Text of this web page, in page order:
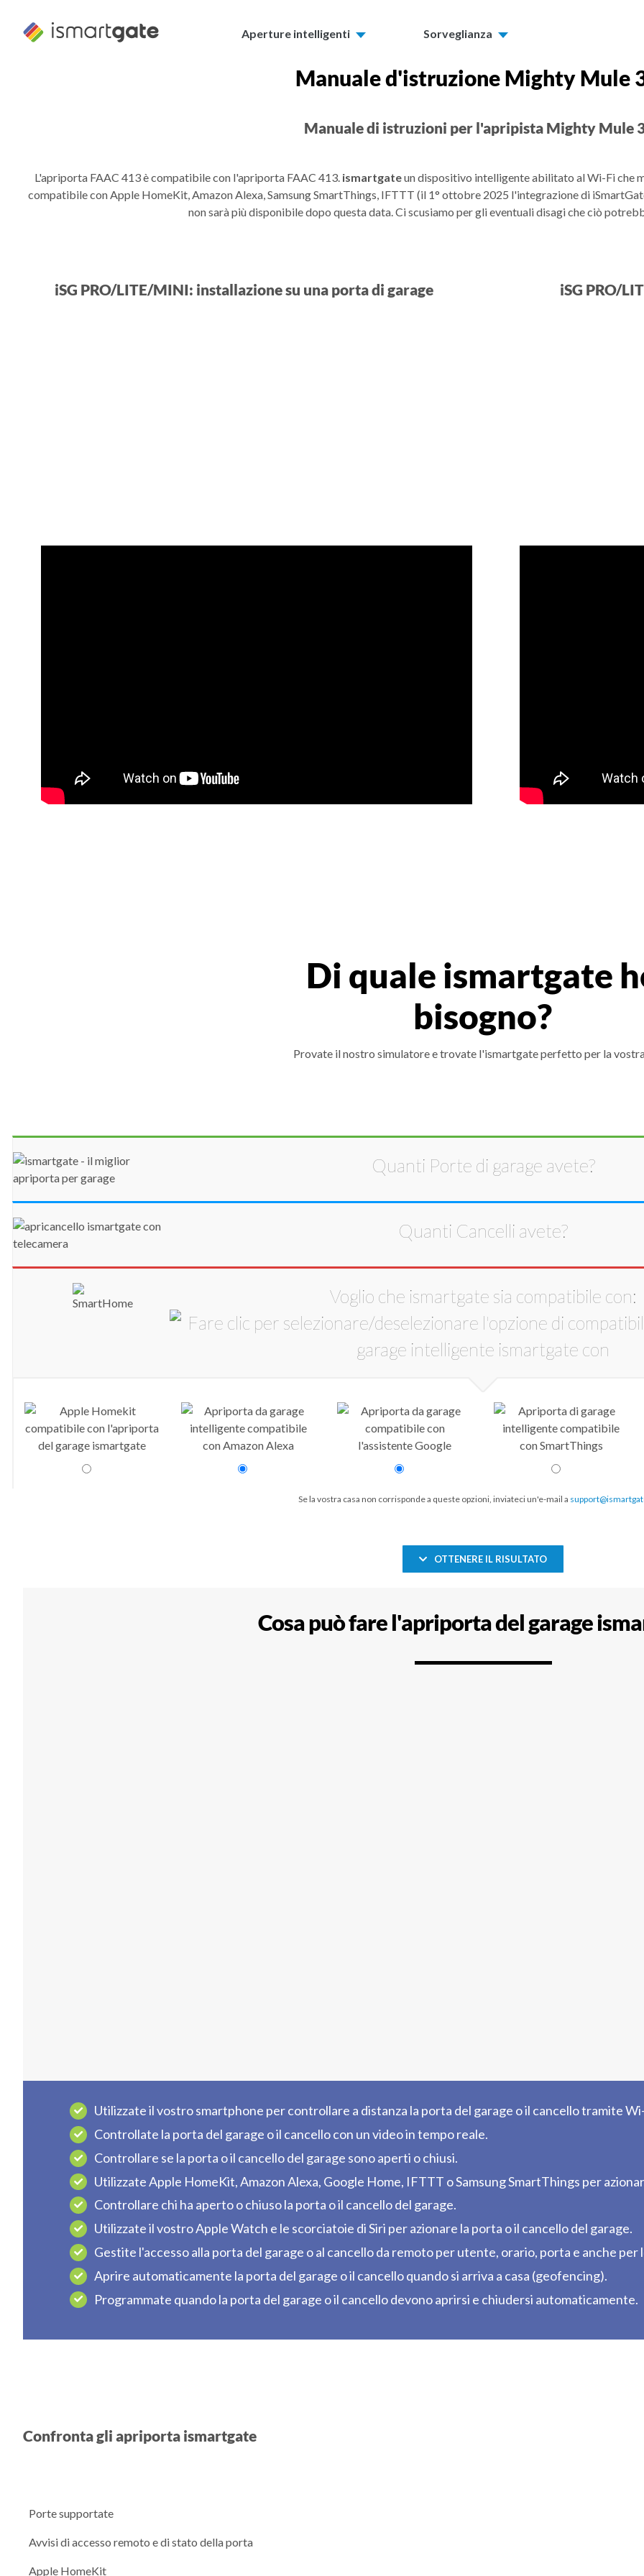
contenuto
Aperture intelligenti Sorveglianza
Manuale d'istruzione Mighty Mule
Manuale di istruzioni per l'apripista Mighty Mule
L'apriporta FAAC 413 è compatibile con l'apriporta FAAC 413. ismartgateun dispositivo intelligente abilitato al Wi-Fi che
compatibile con Apple HomeKit, Amazon Alexa, Samsung SmartThings, IFTTT (il 1° ottobre 2025 l'integrazione di
non sarà più disponibile dopo questa data. Ci scusiamo per gli eventuali disagi che ciò
iSG PRO/LITE/MINI: installazione su una porta di garage iSG PRO/
Di quale ismartgate
bisogno?
Provate il nostro simulatore e trovate l'ismartgate perfetto per la
Quanti Porte di garage avete?
Quanti Cancelli avete?
Voglio che ismartgate sia compatibile con:
Se la vostra casa non corrisponde a queste opzioni, inviateci un'e-mail a
OTTENERE IL RISULTATO
Cosa può fare l'apriporta del garage
Utilizzate il vostro smartphone per controllare a distanza la porta del garage o il cancello tramite
Controllate la porta del garage o il cancello con un video in tempo reale.
Controllare se la porta o il cancello del garage sono aperti o chiusi.
Utilizzate Apple HomeKit, Amazon Alexa, Google Home, IFTTT o Samsung SmartThings per
Controllare chi ha aperto o chiuso la porta o il cancello del garage.
Utilizzate il vostro Apple Watch e le scorciatoie di Siri per azionare la porta o il cancello del garage.
Gestite l'accesso alla porta del garage o al cancello da remoto per utente, orario, porta e anche per
Aprire automaticamente la porta del garage o il cancello quando si arriva a casa (geofencing).
Programmate quando la porta del garage o il cancello devono aprirsi e chiudersi automaticamente.
Confronta gli apriporta ismartgate
Porte supportate
Avvisi di accesso remoto e di stato della porta
Apple HomeKit